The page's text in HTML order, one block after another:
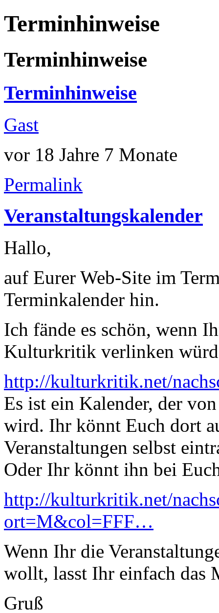
Terminhinweise
Terminhinweise
Terminhinweise
Gast
vor 18 Jahre 7 Monate
Permalink
Veranstaltungskalender
Hallo,
auf Eurer Web-Site im
Terminkalender hin.
Ich fände es schön, wenn
Kulturkritik verlinken
http://kulturkritik.net/
Es ist ein Kalender, der
wird. Ihr könnt Euch dort
Veranstaltungen selbst
Oder Ihr könnt ihn bei
http://kulturkritik.net/
ort=M&col=FFF…
Wenn Ihr die
wollt, lasst Ihr einfach das
Gruß